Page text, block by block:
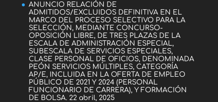
ANUNCIO RELACIÓN DE
ADMITIDOS/EXCLUIDOS DEFINITIVA EN EL
MARCO DEL PROCESO SELECTIVO PARA LA
SELECCIÓN, MEDIANTE CONCURSO-
OPOSICIÓN LIBRE, DE TRES PLAZAS DE LA
ESCALA DE ADMINISTRACIÓN ESPECIAL,
SUBESCALA DE SERVICIOS ESPECIALES,
CLASE PERSONAL DE OFICIOS, DENOMINADA
PEÓN SERVICIOS MÚLTIPLES, CATEGORÍA
AP/E, INCLUIDA EN LA OFERTA DE EMPLEO
PÚBLICO DE 2021 Y 2024 (PERSONAL
FUNCIONARIO DE CARRERA), Y FORMACIÓN
DE BOLSA. 22 abril, 2025